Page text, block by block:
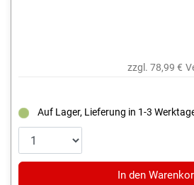
zzgl. 78,99 €
Auf Lager, Lieferung in 1-3
In den